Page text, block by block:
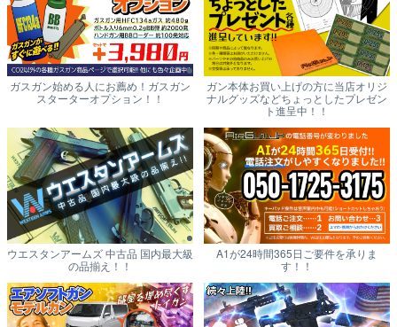
ガスガン始める人にお薦め！ガスガン
スターターオプション！！
ガン本体お買い上げの方に当店オリジ
ナルグッズなどちょっとしたプレゼン
ト進呈中！！
ウエスタンアームズ 中古品 国内最大級
の品揃え！！
A1が24時間365日ご要件を承りま
す！！